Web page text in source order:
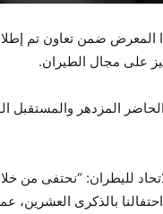
المعرض ضمن تعاون تم
المزدهر والمستقبل
لليطران: “نحتفى من
بالذكرى